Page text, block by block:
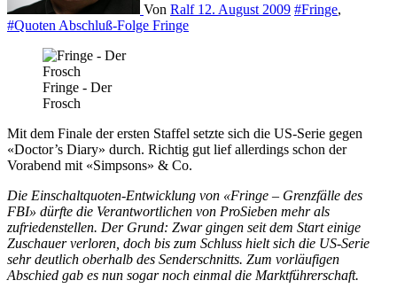
Von Ralf 12. August 2009 #Fringe,
#Quoten Abschluß-Folge Fringe
Fringe - Der
Frosch
Mit dem Finale der ersten Staffel setzte sich die US-Serie gegen
«Doctor’s Diary» durch. Richtig gut lief allerdings schon der
Vorabend mit «Simpsons» & Co.
Die Einschaltquoten-Entwicklung von «Fringe – Grenzfälle des
FBI» dürfte die Verantwortlichen von ProSieben mehr als
zufriedenstellen. Der Grund: Zwar gingen seit dem Start einige
Zuschauer verloren, doch bis zum Schluss hielt sich die US-Serie
sehr deutlich oberhalb des Senderschnitts. Zum vorläufigen
Abschied gab es nun sogar noch einmal die Marktführerschaft.